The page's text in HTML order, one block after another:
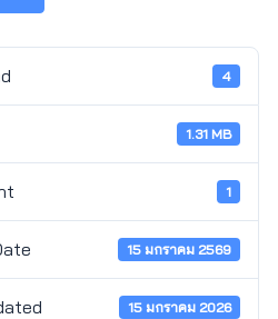
4
1.31 MB
1
15 มกราคม 2569
15 มกราคม 2026